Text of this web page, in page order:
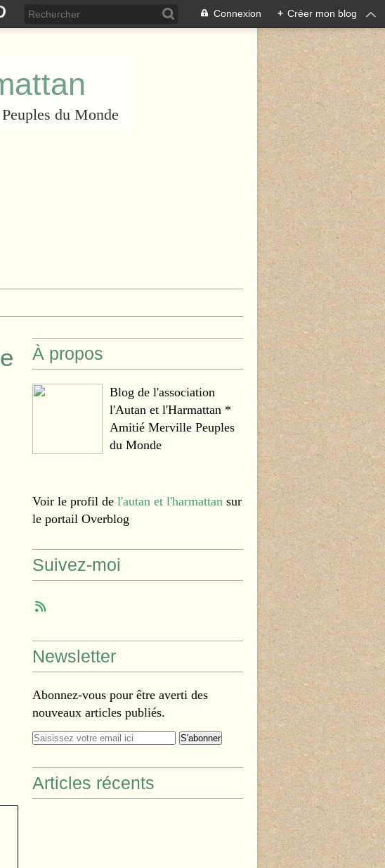
Connexion + Créer mon blog
du Monde
À propos
Blog de l'association
l'Autan et l'Harmattan *
Amitié Merville Peuples
du Monde
Voir le profil de l'autan et l'harmattan sur
le portail Overblog
Suivez-moi
Newsletter
Abonnez-vous pour être averti des
nouveaux articles publiés.
Articles récents